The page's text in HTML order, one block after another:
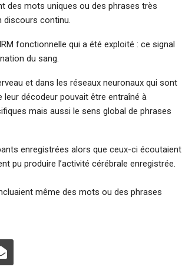
des mots uniques ou des phrases très
discours continu.
fonctionnelle qui a été exploité : ce signal
du sang.
et dans les réseaux neuronaux qui sont
décodeur pouvait être entraîné à
mais aussi le sens global de phrases
enregistrées alors que ceux-ci écoutaient
pu produire l’activité cérébrale enregistrée.
même des mots ou des phrases